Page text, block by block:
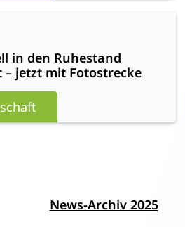
in den Ruhestand
– jetzt mit Fotostrecke
News-Archiv 2025